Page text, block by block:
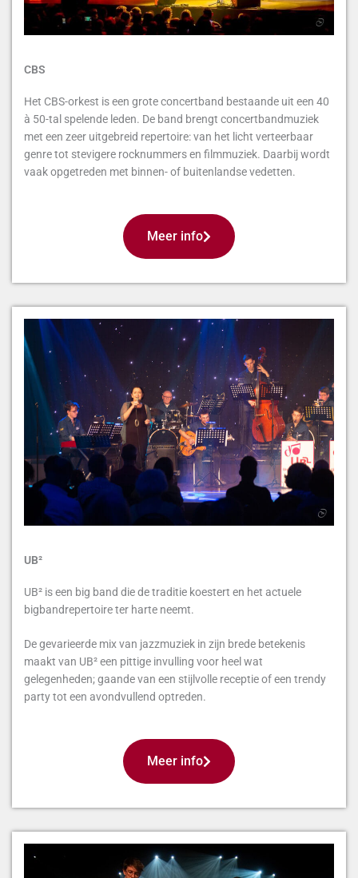
CBS
Het CBS-orkest is een grote concertband bestaande uit een 40
à 50-tal spelende leden. De band brengt concertbandmuziek
met een zeer uitgebreid repertoire: van het licht verteerbaar
genre tot stevigere rocknummers en filmmuziek. Daarbij wordt
vaak opgetreden met binnen- of buitenlandse vedetten.
Meer info
UB²
UB² is een big band die de traditie koestert en het actuele
bigbandrepertoire ter harte neemt.
De gevarieerde mix van jazzmuziek in zijn brede betekenis
maakt van UB² een pittige invulling voor heel wat
gelegenheden; gaande van een stijlvolle receptie of een trendy
party tot een avondvullend optreden.
Meer info